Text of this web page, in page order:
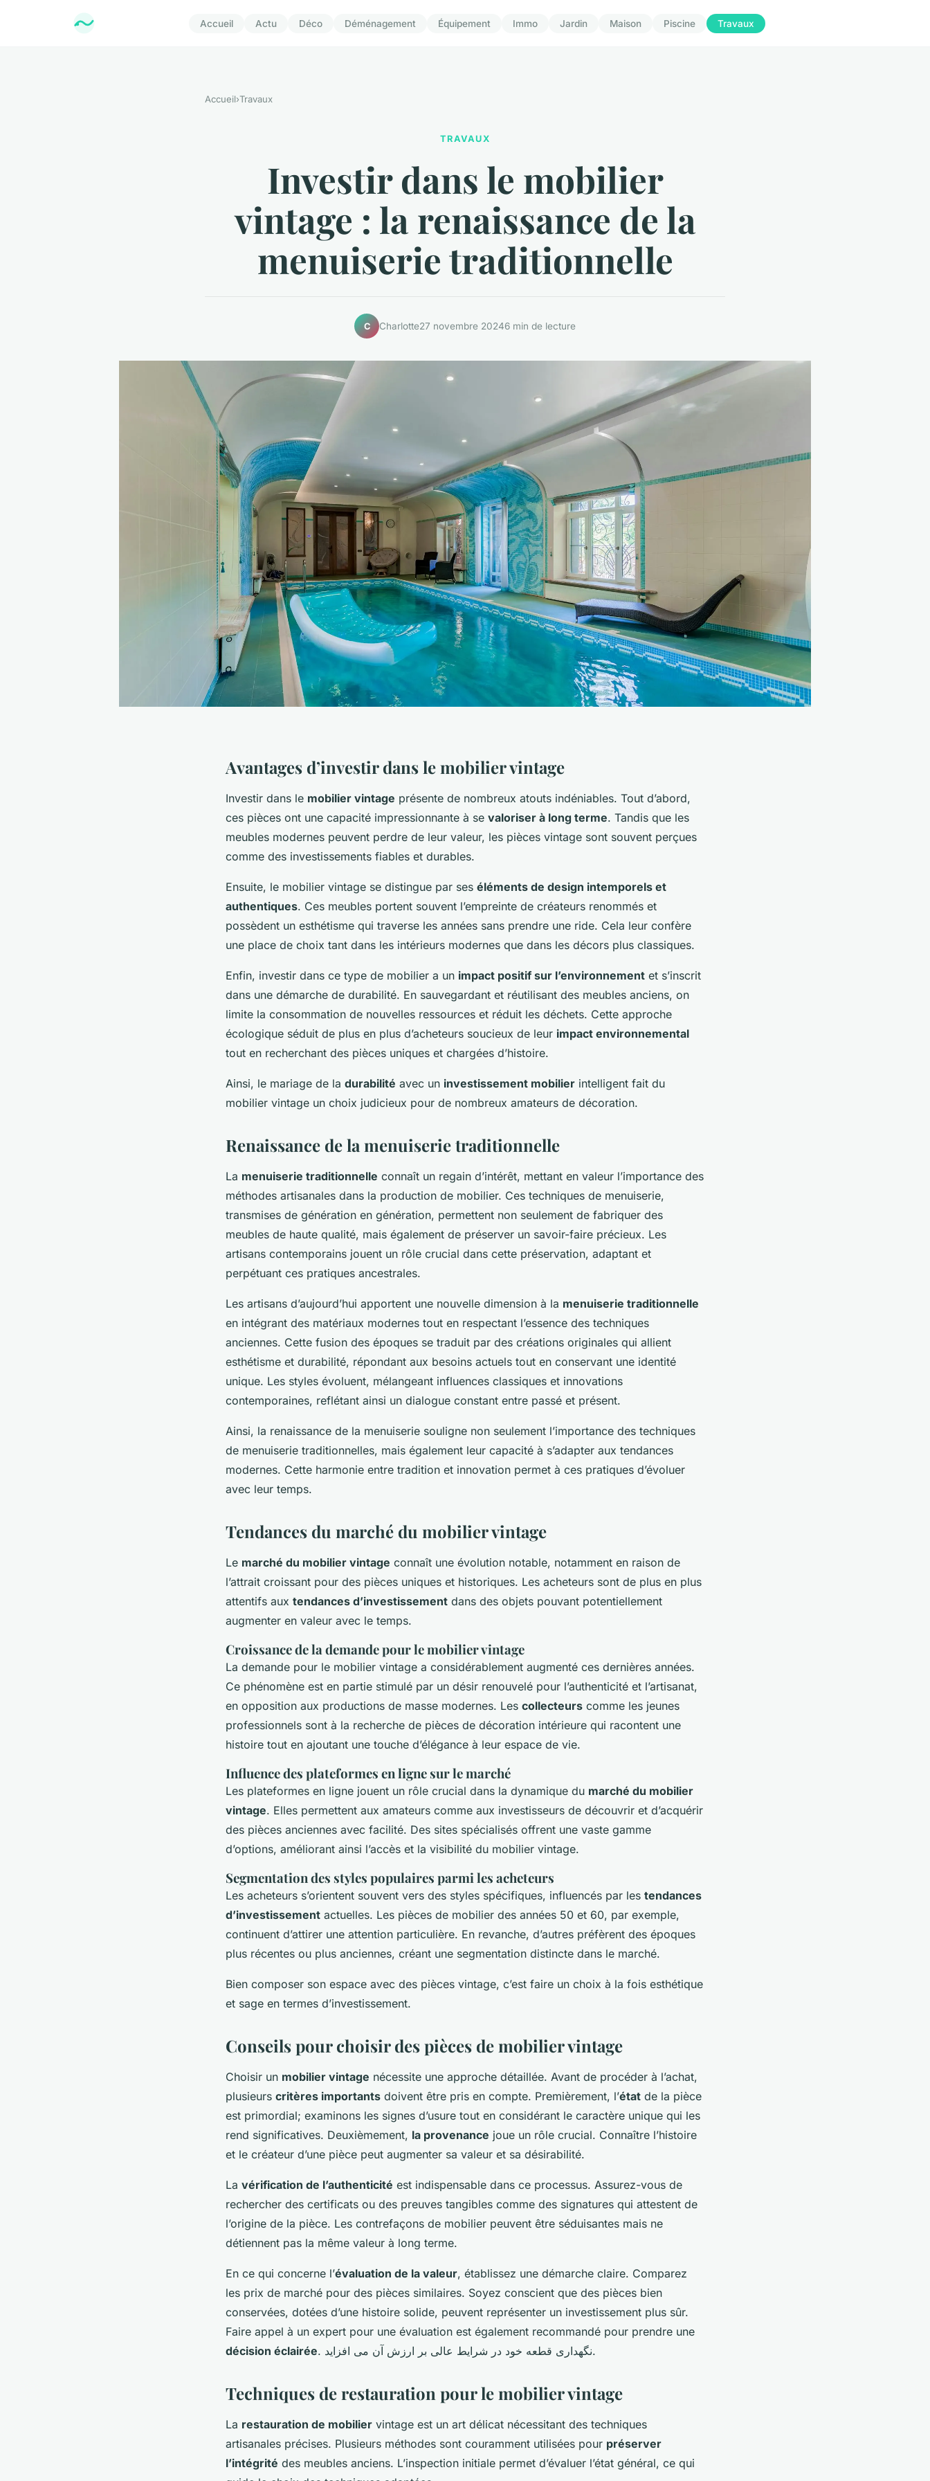
Accueil Actu Déco Déménagement Équipement Immo Jardin Maison Piscine Travaux
Accueil›Travaux
TRAVAUX
Investir dans le mobilier
vintage : la renaissance de la
menuiserie traditionnelle
C Charlotte27 novembre 20246 min de lecture
Avantages d’investir dans le mobilier vintage
Investir dans le mobilier vintage présente de nombreux atouts indéniables. Tout d’abord,
ces pièces ont une capacité impressionnante à se valoriser à long terme. Tandis que les
meubles modernes peuvent perdre de leur valeur, les pièces vintage sont souvent perçues
comme des investissements fiables et durables.
Ensuite, le mobilier vintage se distingue par ses éléments de design intemporels et
authentiques. Ces meubles portent souvent l’empreinte de créateurs renommés et
possèdent un esthétisme qui traverse les années sans prendre une ride. Cela leur confère
une place de choix tant dans les intérieurs modernes que dans les décors plus classiques.
Enfin, investir dans ce type de mobilier a un impact positif sur l’environnement et s’inscrit
dans une démarche de durabilité. En sauvegardant et réutilisant des meubles anciens, on
limite la consommation de nouvelles ressources et réduit les déchets. Cette approche
écologique séduit de plus en plus d’acheteurs soucieux de leur impact environnemental
tout en recherchant des pièces uniques et chargées d’histoire.
Ainsi, le mariage de la durabilité avec un investissement mobilier intelligent fait du
mobilier vintage un choix judicieux pour de nombreux amateurs de décoration.
Renaissance de la menuiserie traditionnelle
La menuiserie traditionnelle connaît un regain d’intérêt, mettant en valeur l’importance des
méthodes artisanales dans la production de mobilier. Ces techniques de menuiserie,
transmises de génération en génération, permettent non seulement de fabriquer des
meubles de haute qualité, mais également de préserver un savoir-faire précieux. Les
artisans contemporains jouent un rôle crucial dans cette préservation, adaptant et
perpétuant ces pratiques ancestrales.
Les artisans d’aujourd’hui apportent une nouvelle dimension à la menuiserie traditionnelle
en intégrant des matériaux modernes tout en respectant l’essence des techniques
anciennes. Cette fusion des époques se traduit par des créations originales qui allient
esthétisme et durabilité, répondant aux besoins actuels tout en conservant une identité
unique. Les styles évoluent, mélangeant influences classiques et innovations
contemporaines, reflétant ainsi un dialogue constant entre passé et présent.
Ainsi, la renaissance de la menuiserie souligne non seulement l’importance des techniques
de menuiserie traditionnelles, mais également leur capacité à s’adapter aux tendances
modernes. Cette harmonie entre tradition et innovation permet à ces pratiques d’évoluer
avec leur temps.
Tendances du marché du mobilier vintage
Le marché du mobilier vintage connaît une évolution notable, notamment en raison de
l’attrait croissant pour des pièces uniques et historiques. Les acheteurs sont de plus en plus
attentifs aux tendances d’investissement dans des objets pouvant potentiellement
augmenter en valeur avec le temps.
Croissance de la demande pour le mobilier vintage
La demande pour le mobilier vintage a considérablement augmenté ces dernières années.
Ce phénomène est en partie stimulé par un désir renouvelé pour l’authenticité et l’artisanat,
en opposition aux productions de masse modernes. Les collecteurs comme les jeunes
professionnels sont à la recherche de pièces de décoration intérieure qui racontent une
histoire tout en ajoutant une touche d’élégance à leur espace de vie.
Influence des plateformes en ligne sur le marché
Les plateformes en ligne jouent un rôle crucial dans la dynamique du marché du mobilier
vintage. Elles permettent aux amateurs comme aux investisseurs de découvrir et d’acquérir
des pièces anciennes avec facilité. Des sites spécialisés offrent une vaste gamme
d’options, améliorant ainsi l’accès et la visibilité du mobilier vintage.
Segmentation des styles populaires parmi les acheteurs
Les acheteurs s’orientent souvent vers des styles spécifiques, influencés par les tendances
d’investissement actuelles. Les pièces de mobilier des années 50 et 60, par exemple,
continuent d’attirer une attention particulière. En revanche, d’autres préfèrent des époques
plus récentes ou plus anciennes, créant une segmentation distincte dans le marché.
Bien composer son espace avec des pièces vintage, c’est faire un choix à la fois esthétique
et sage en termes d’investissement.
Conseils pour choisir des pièces de mobilier vintage
Choisir un mobilier vintage nécessite une approche détaillée. Avant de procéder à l’achat,
plusieurs critères importants doivent être pris en compte. Premièrement, l’état de la pièce
est primordial; examinons les signes d’usure tout en considérant le caractère unique qui les
rend significatives. Deuxièmement, la provenance joue un rôle crucial. Connaître l’histoire
et le créateur d’une pièce peut augmenter sa valeur et sa désirabilité.
La vérification de l’authenticité est indispensable dans ce processus. Assurez-vous de
rechercher des certificats ou des preuves tangibles comme des signatures qui attestent de
l’origine de la pièce. Les contrefaçons de mobilier peuvent être séduisantes mais ne
détiennent pas la même valeur à long terme.
En ce qui concerne l’évaluation de la valeur, établissez une démarche claire. Comparez
les prix de marché pour des pièces similaires. Soyez conscient que des pièces bien
conservées, dotées d’une histoire solide, peuvent représenter un investissement plus sûr.
Faire appel à un expert pour une évaluation est également recommandé pour prendre une
décision éclairée
. نگهداری قطعه خود در شرایط عالی بر ارزش آن می افزاید.
Techniques de restauration pour le mobilier vintage
La restauration de mobilier vintage est un art délicat nécessitant des techniques
artisanales précises. Plusieurs méthodes sont couramment utilisées pour préserver
l’intégrité des meubles anciens. L’inspection initiale permet d’évaluer l’état général, ce qui